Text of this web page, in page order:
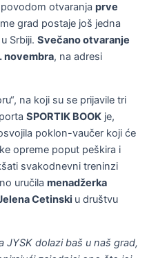
otvaranja prve
grad postaje još jedna
Srbiji. Svečano otvaranje
novembra, na adresi
na koji su se prijavile tri
SPORTIK BOOK je,
poklon-vaučer koji će
opreme poput peškira i
svakodnevni treninzi
uručila menadžerka
Cetinski u društvu
JYSK dolazi baš u naš grad,